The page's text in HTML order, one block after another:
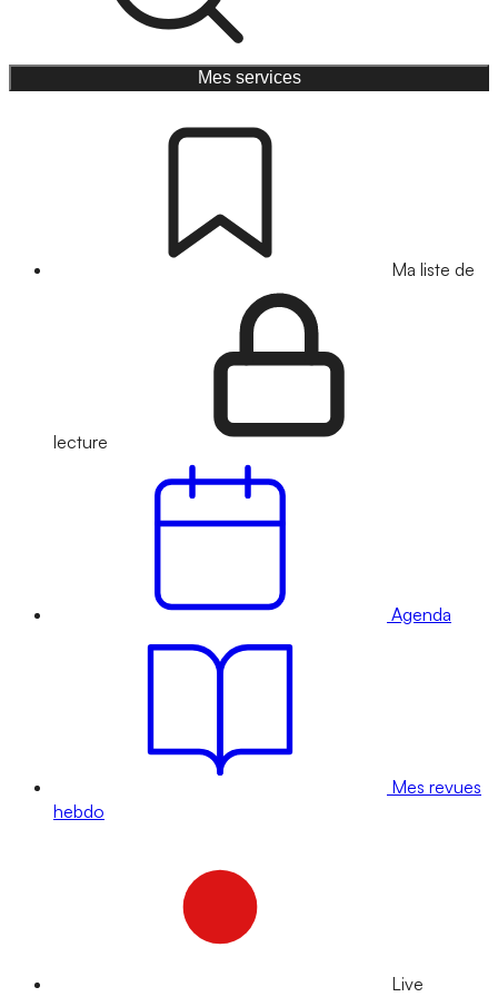
Mes services
Ma liste de
lecture
Agenda
Mes revues
hebdo
Live